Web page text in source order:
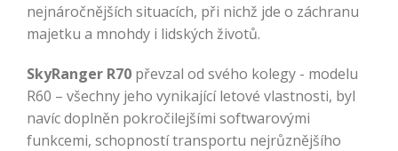
nejnáročnějších situacích, při nichž jde o záchranu
majetku a mnohdy i lidských životů.
SkyRanger R70 převzal od svého kolegy - modelu
R60 – všechny jeho vynikající letové vlastnosti, byl
navíc doplněn pokročilejšími softwarovými
funkcemi, schopností transportu nejrůznějšího